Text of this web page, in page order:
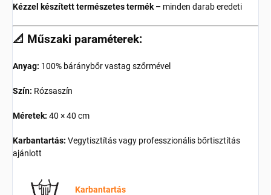
Kézzel készített természetes termék – minden darab eredeti
📐 Műszaki paraméterek:
Anyag: 100% báránybőr vastag szőrmével
Szín: Rózsaszín
Méretek: 40 × 40 cm
Karbantartás: Vegytisztítás vagy professzionális bőrtisztítás
ajánlott
Karbantartás